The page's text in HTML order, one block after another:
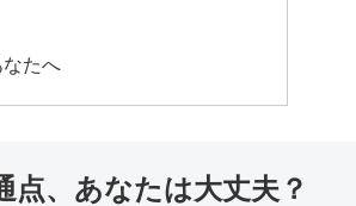
たへ
、あなたは大丈夫？